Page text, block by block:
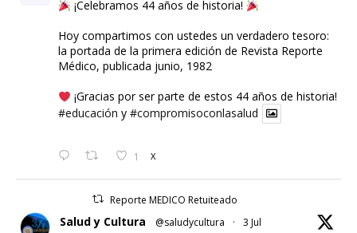
¡Celebramos 44 años de historia!
Hoy compartimos con ustedes un verdadero tesoro:
la portada de la primera edición de Revista Reporte
Médico, publicada junio, 1982
¡Gracias por ser parte de estos 44 años de historia!
#educación y #compromisoconlasalud
1 X
Reporte MEDICO Retuiteado
Salud y Cultura @saludycultura · 3 Jul